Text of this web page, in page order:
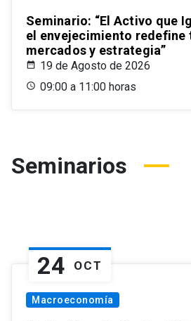
Seminario: “El Activo que
el envejecimiento redefine
mercados y estrategia”
19 de Agosto de 2026
09:00 a 11:00 horas
Seminarios
24 OCT
Macroeconomía